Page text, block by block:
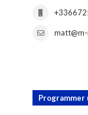
Programmer